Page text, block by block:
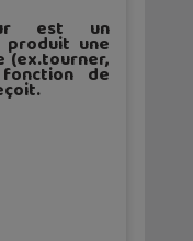
est un
produit une
(ex.tourner,
de